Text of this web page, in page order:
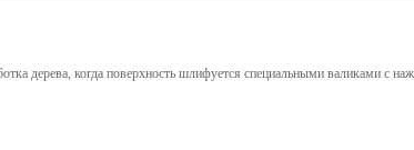
дерева, когда поверхность шлифуется специальными валиками с